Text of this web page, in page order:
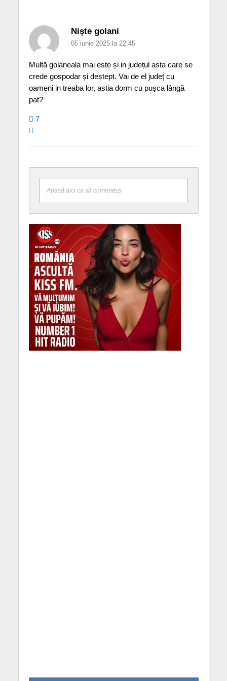
Niște golani
05 iunie 2025 la 22:45
Multă golaneala mai este și in județul asta care se
crede gospodar și deștept. Vai de el județ cu
oameni in treaba lor, astia dorm cu pușca lângă
pat?
7
Apasă aici ca să comentezi